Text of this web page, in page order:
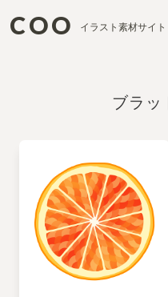
COO イラスト素材サイト
ブラッ